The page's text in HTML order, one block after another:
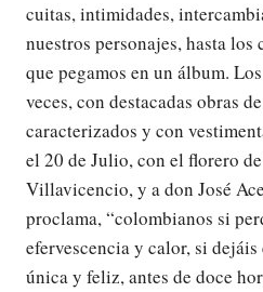
cuitas, intimidades,
nuestros personajes, hasta
que pegamos en un álbum.
veces, con destacadas obras
caracterizados y con
el 20 de Julio, con el florero
Villavicencio, y a don José
proclama, “colombianos si
efervescencia y calor, si dejáis
única y feliz, antes de doce